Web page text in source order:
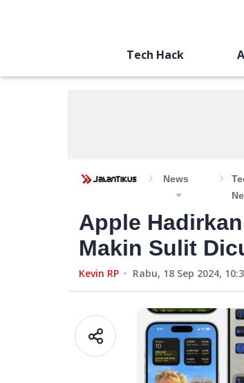
Tech Hack
News
Apple
Makin Sulit
Kevin RP Rabu, 18 Sep 2024,